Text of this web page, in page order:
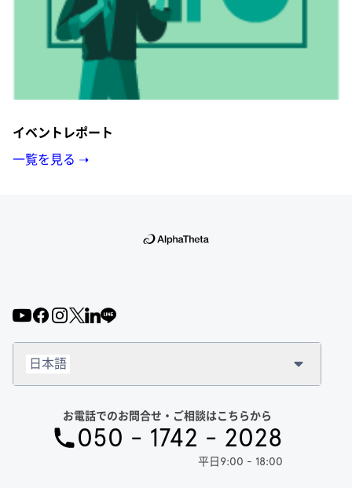
イベントレポート
一覧を見る ➝
お電話でのお問合せ・ご相談はこちらから
050 - 1742 - 2028
平日9:00 - 18:00
日本語